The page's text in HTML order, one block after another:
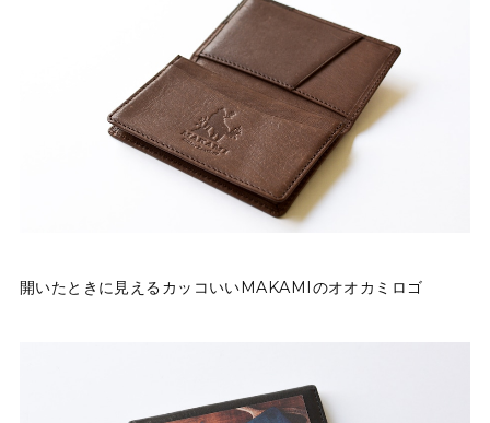
開いたときに見えるカッコいいMAKAMIのオオカミロゴ